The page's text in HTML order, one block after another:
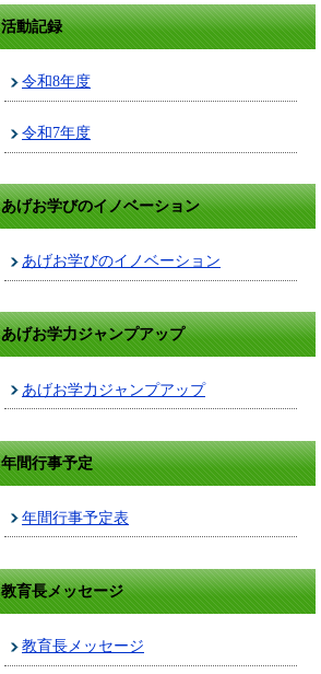
活動記録
令和8年度
令和7年度
あげお学びのイノベーション
あげお学びのイノベーション
あげお学力ジャンプアップ
あげお学力ジャンプアップ
年間行事予定
年間行事予定表
教育長メッセージ
教育長メッセージ